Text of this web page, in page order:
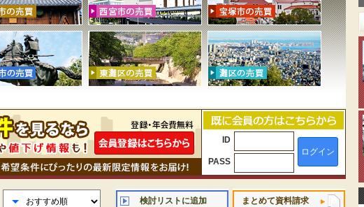
ログイン
ID
PASS
検討リストに追加 まとめて資料請求